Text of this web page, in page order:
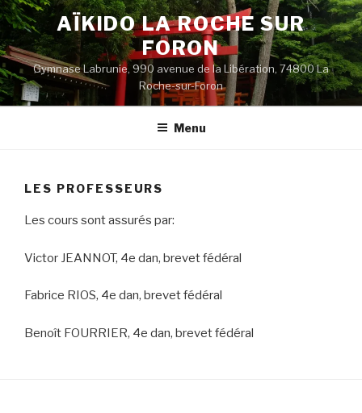
Aller
au
contenu
principal
AÏKIDO LA ROCHE SUR
FORON
Gymnase Labrunie, 990 avenue de la Libération, 74800 La
Roche-sur-Foron
Menu
LES PROFESSEURS
Les cours sont assurés par:
Victor JEANNOT, 4e dan, brevet fédéral
Fabrice RIOS, 4e dan, brevet fédéral
Benoît FOURRIER, 4e dan, brevet fédéral